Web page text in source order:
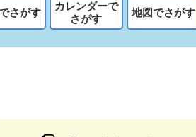
さがす
カレンダーで
さがす
地図でさがす